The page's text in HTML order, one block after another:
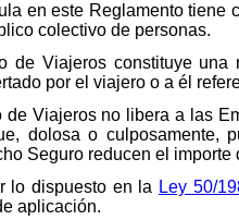
en este Reglamento
colectivo de personas.
de Viajeros constituye
por el viajero o a él
Viajeros no libera a las
dolosa o culposamente,
Seguro reducen el
lo dispuesto en la Ley 50/
aplicación.